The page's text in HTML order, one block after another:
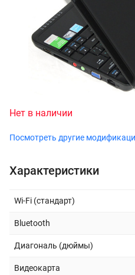
Нет в наличии
Посмотреть другие
Характеристики
Wi-Fi (стандарт)
Bluetooth
Диагональ (дюймы)
Видеокарта